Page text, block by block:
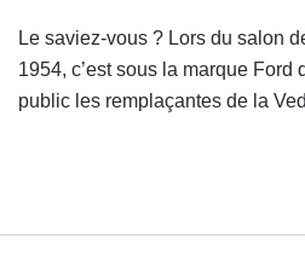
Le saviez-vous ? Lors du salon
1954, c’est sous la marque Ford
public les remplaçantes de la